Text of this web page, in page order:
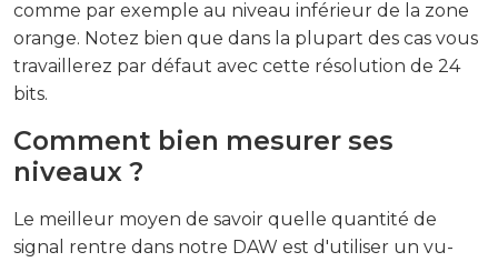
comme par exemple au niveau inférieur de la zone
orange. Notez bien que dans la plupart des cas vous
travaillerez par défaut avec cette résolution de 24
bits.
Comment bien mesurer ses
niveaux ?
Le meilleur moyen de savoir quelle quantité de
signal rentre dans notre DAW est d'utiliser un vu-